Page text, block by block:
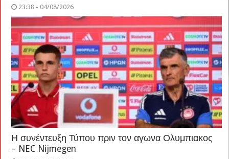
23:38 - 04/08/2026
Η συνέντευξη Τύπου πριν τον αγωνα Ολυμπιακος
– NEC Nijmegen